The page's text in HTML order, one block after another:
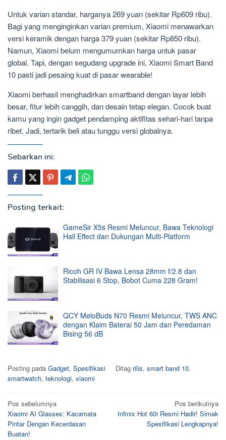
Untuk varian standar, harganya 269 yuan (sekitar Rp609 ribu).
Bagi yang menginginkan varian premium, Xiaomi menawarkan
versi keramik dengan harga 379 yuan (sekitar Rp850 ribu).
Namun, Xiaomi belum mengumumkan harga untuk pasar
global. Tapi, dengan segudang upgrade ini, Xiaomi Smart Band
10 pasti jadi pesaing kuat di pasar wearable!
Xiaomi berhasil menghadirkan smartband dengan layar lebih
besar, fitur lebih canggih, dan desain tetap elegan. Cocok buat
kamu yang ingin gadget pendamping aktifitas sehari-hari tanpa
ribet. Jadi, tertarik beli atau tunggu versi globalnya.
Sebarkan ini:
Posting terkait:
GameSir X5s Resmi Meluncur, Bawa Teknologi
Hall Effect dan Dukungan Multi-Platform
Ricoh GR IV Bawa Lensa 28mm f/2.8 dan
Stabilisasi 6 Stop, Bobot Cuma 228 Gram!
QCY MeloBuds N70 Resmi Meluncur, TWS ANC
dengan Klaim Baterai 50 Jam dan Peredaman
Bising 56 dB
Posting pada Gadget, Spesifikasi Ditag rilis, smart band 10,
smartwatch, teknologi, xiaomi
Navigasi
pos
Pos sebelumnya
Xiaomi AI Glasses: Kacamata
Pintar Dengan Kecerdasan
Buatan!
Pos berikutnya
Infinix Hot 60i Resmi Hadir! Simak
Spesifikasi Lengkapnya!